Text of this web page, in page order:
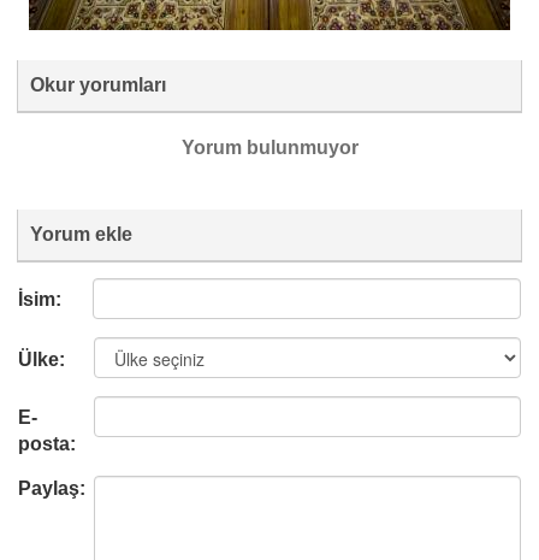
Okur yorumları
Yorum bulunmuyor
Yorum ekle
İsim:
Ülke:
E-
posta:
Paylaş: